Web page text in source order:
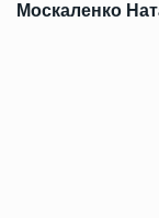
Москаленко